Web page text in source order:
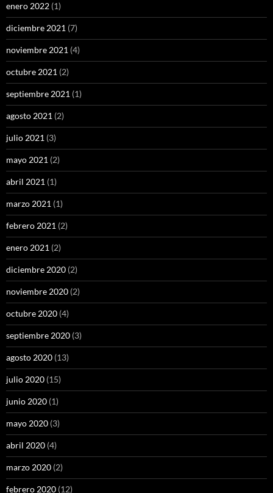
enero 2022 (1)
diciembre 2021 (7)
noviembre 2021 (4)
octubre 2021 (2)
septiembre 2021 (1)
agosto 2021 (2)
julio 2021 (3)
mayo 2021 (2)
abril 2021 (1)
marzo 2021 (1)
febrero 2021 (2)
enero 2021 (2)
diciembre 2020 (2)
noviembre 2020 (2)
octubre 2020 (4)
septiembre 2020 (3)
agosto 2020 (13)
julio 2020 (15)
junio 2020 (1)
mayo 2020 (3)
abril 2020 (4)
marzo 2020 (2)
febrero 2020 (12)